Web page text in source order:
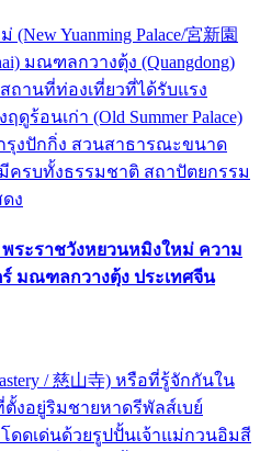
Yuanming Palace/宮新園
มณฑลกวางตุ้ง (Quangdong)
ถานที่ท่องเที่ยวที่ได้รับแรง
ร้อนเก่า (Old Summer Palace)
งปักกิ่ง สวนสาธารณะขนาด
ครบทั้งธรรมชาติ สถาปัตยกรรม
ง
| พระราชวังหยวนหมิงใหม่ ความ
มณฑลกวางตุ้ง ประเทศจีน
/ 慈山寺) หรือที่รู้จักกันใน
งอยู่ริมชายหาดรีพัลส์เบย์
โดดเด่นด้วยรูปปั้นเจ้าแม่กวนอิมสี